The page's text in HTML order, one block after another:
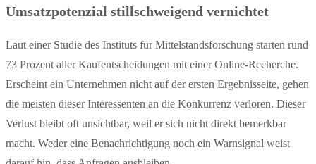
Umsatzpotenzial stillschweigend vernichtet
Laut einer Studie des Instituts für Mittelstandsforschung starten rund
73 Prozent aller Kaufentscheidungen mit einer Online-Recherche.
Erscheint ein Unternehmen nicht auf der ersten Ergebnisseite, gehen
die meisten dieser Interessenten an die Konkurrenz verloren. Dieser
Verlust bleibt oft unsichtbar, weil er sich nicht direkt bemerkbar
macht. Weder eine Benachrichtigung noch ein Warnsignal weist